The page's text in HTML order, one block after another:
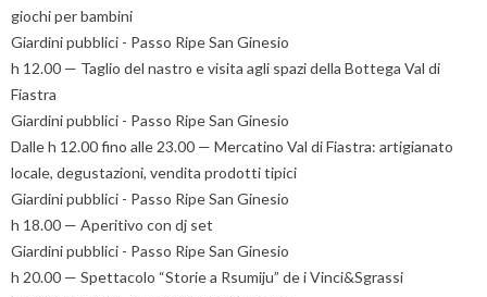
giochi per bambini
Giardini pubblici - Passo Ripe San Ginesio
h 12.00 — Taglio del nastro e visita agli spazi della Bottega Val di
Fiastra
Giardini pubblici - Passo Ripe San Ginesio
Dalle h 12.00 fino alle 23.00 — Mercatino Val di Fiastra: artigianato
locale, degustazioni, vendita prodotti tipici
Giardini pubblici - Passo Ripe San Ginesio
h 18.00 — Aperitivo con dj set
Giardini pubblici - Passo Ripe San Ginesio
h 20.00 — Spettacolo “Storie a Rsumiju” de i Vinci&Sgrassi